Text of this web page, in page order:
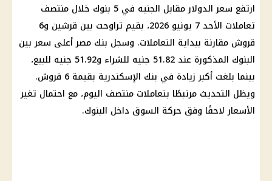
ارتفع سعر الدولار مقابل الجنيه
في 5 بنوك خلال منتصف
تعاملات الأحد 7 يونيو 2026، بقيم تراوحت بين قرشين و6
قروش مقارنة ببداية التعاملات. وسجل بنك مصرأعلى سعر بين
البنوك المذكورة عند 51.82 جنيه للشراء و51.92 جنيه للبيع،
بينما بلغت أكبر زيادة في بنك الإسكندرية بقيمة 6 قروش.
ويظل التحديث مرتبطًا بتعاملات منتصف اليوم، مع احتمال تغير
الأسعار لاحقًا وفق حركة السوق داخل البنوك.